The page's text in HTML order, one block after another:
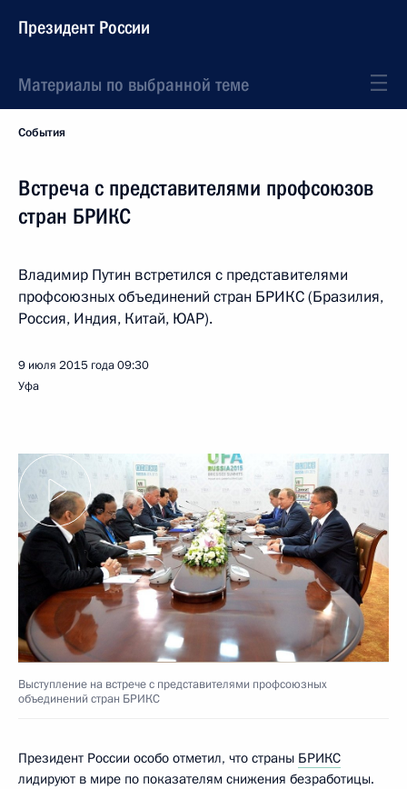
Президент России
Материалы по выбранной теме
События
Встреча с представителями профсоюзов
стран БРИКС
Владимир Путин встретился с представителями
профсоюзных объединений стран БРИКС (Бразилия,
Россия, Индия, Китай, ЮАР).
9 июля 2015 года09:30
Уфа
Выступление на встрече с представителями профсоюзных
объединений стран БРИКС
Президент России особо отметил, что страны БРИКС
лидируют в мире по показателям снижения безработицы.